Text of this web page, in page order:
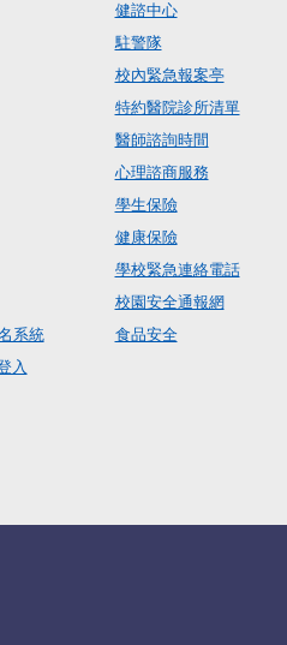
系統
入
健諮中心
駐警隊
校內緊急報案亭
特約醫院診所清單
醫師諮詢時間
心理諮商服務
學生保險
健康保險
學校緊急連絡電話
校園安全通報網
食品安全